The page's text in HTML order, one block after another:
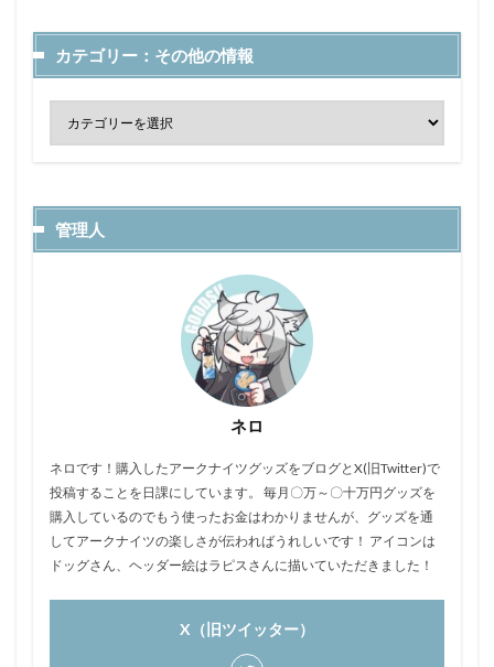
カテゴリー：その他の情報
管理人
ネロ
ネロです！購入したアークナイツグッズをブログとX(旧Twitter)で
投稿することを日課にしています。 毎月〇万～〇十万円グッズを
購入しているのでもう使ったお金はわかりませんが、グッズを通
してアークナイツの楽しさが伝わればうれしいです！ アイコンは
ドッグさん、ヘッダー絵はラピスさんに描いていただきました！
X（旧ツイッター）